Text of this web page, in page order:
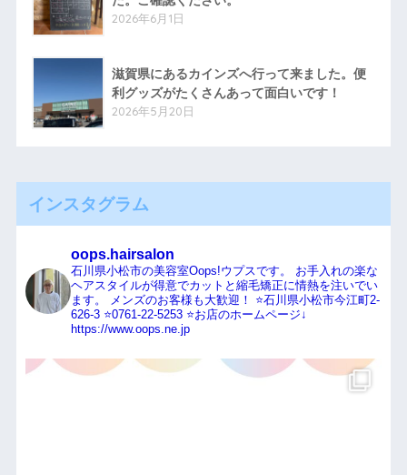
2026年6月1日
滋賀県にあるカインズへ行って来ました。便
利グッズがたくさんあって面白いです！
2026年5月20日
インスタグラム
oops.hairsalon
石川県小松市の美容室Oops!ウプスです。
お手入れの楽な
ヘアスタイルが得意でカットと縮毛矯正に情熱を注いでい
ます。
メンズのお客様も大歓迎！
⭐️石川県小松市今江町2-
626-3⭐️0761-22-5253⭐️お店のホームページ↓
https://www.oops.ne.jp